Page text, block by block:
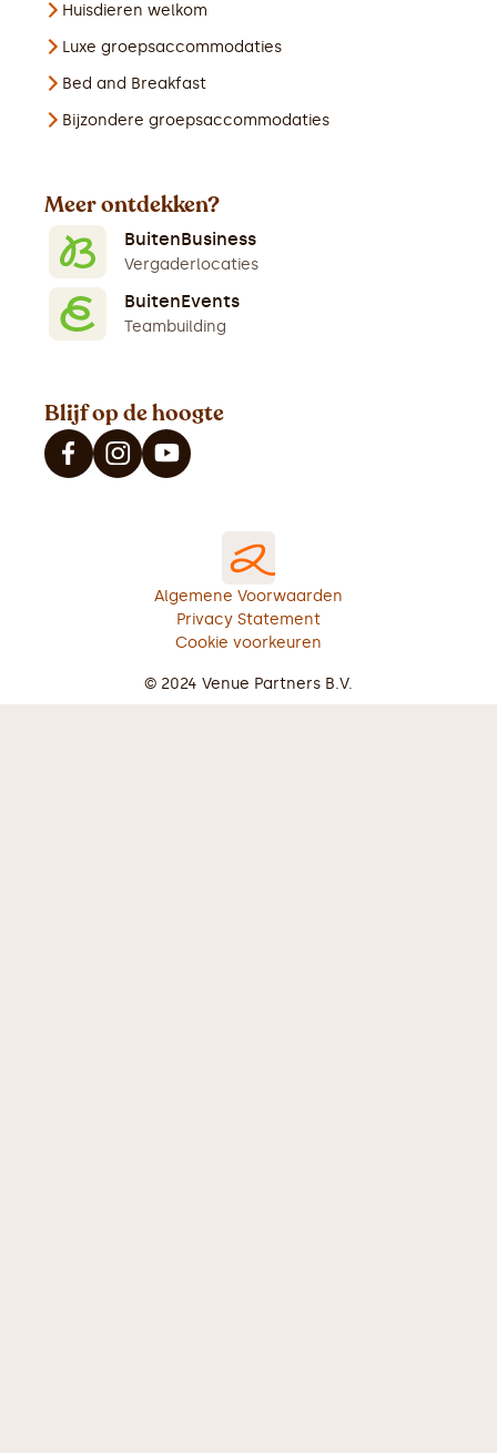
Huisdieren welkom
Luxe groepsaccommodaties
Bed and Breakfast
Bijzondere groepsaccommodaties
Meer ontdekken?
BuitenBusiness
Vergaderlocaties
BuitenEvents
Teambuilding
Blijf op de hoogte
Algemene Voorwaarden
Privacy Statement
Cookie voorkeuren
© 2024 Venue Partners B.V.